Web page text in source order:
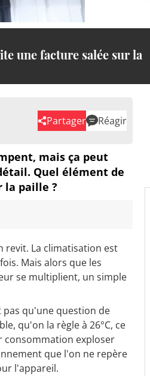
une facture salée sur la
Partager Réagir
mais ça peut
Quel élément de
la paille ?
revit. La climatisation est
Mais alors que les
se multiplient, un simple
pas qu'une question de
qu'on la règle à 26°C, ce
consommation exploser
que l'on ne repère
l'appareil.